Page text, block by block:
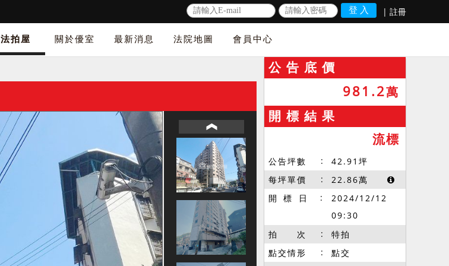
| 註冊
法拍屋 關於優室 最新消息 法院地圖 會員中心
公 告 底 價
981.2萬
開 標 結 果
流標
公告坪數 42.91坪
每坪單價
22.86萬
開 標 日
2024/12/12
09:30
拍 次
特拍
點交情形
點交